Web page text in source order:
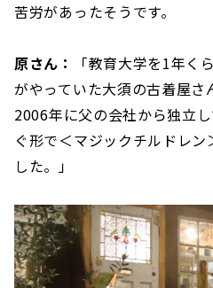
苦労があったそうです。
原さん：
「教育大学を1年く
がやっていた大須の古着屋さ
2006年に父の会社から独立
ぐ形で＜マジックチルドレ
した。」